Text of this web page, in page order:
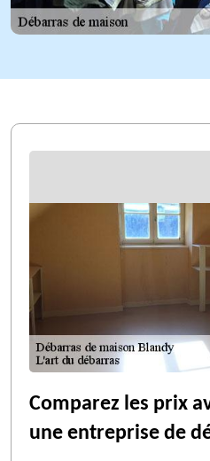
Comparez les prix
une entreprise de